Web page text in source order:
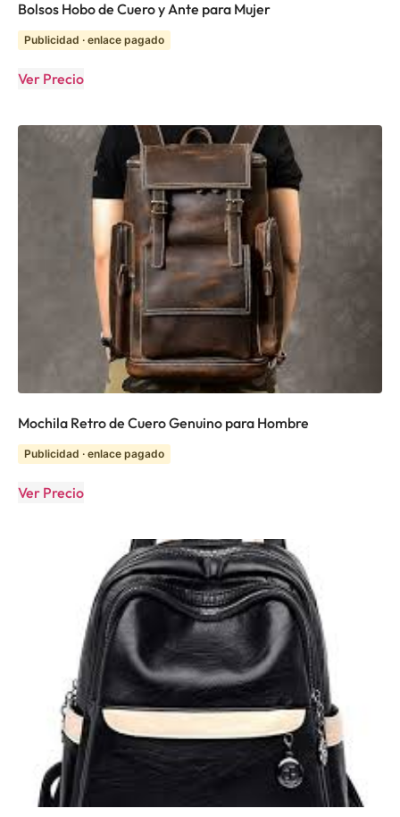
Bolsos Hobo de Cuero y Ante para Mujer
Publicidad · enlace pagado
Ver Precio
Mochila Retro de Cuero Genuino para Hombre
Publicidad · enlace pagado
Ver Precio